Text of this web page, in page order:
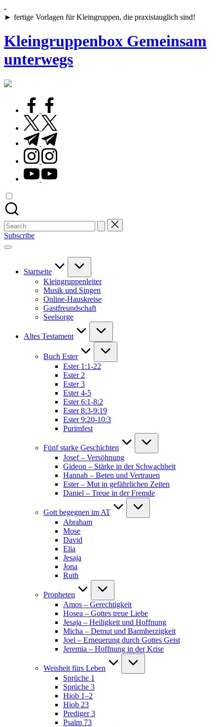
Skip
to
-
► fertige Vorlagen für Kleingruppen, die praxistauglich sind!
Kleingruppenbox Gemeinsam
unterwegs
Gemeinsam
wachsen,
leben
facebook.com
twitter.com
t.me
instagram.com
youtube.com
Search
for:
Subscribe
Startseite
Kleingruppenleiter
Musik und Singen
Online-Hauskreise
Gastfreundschaft
Seelsorge
Altes Testament
Buch Ester
Ester 1:1-22
Ester 2
Ester 3
Ester 4-5
Ester 6:1-8:2
Ester 8:3-9:19
Ester 9:20-10:3
Purimfest
Fünf starke Geschichten
Josef – Versöhnung
Gideon – Stärke in der Schwachheit
Hannah – Beten und Vertrauen
Ester – Mut in gefährlichen Zeiten
Daniel – Treue in der Fremde
Gott begegnen im AT
Abraham
Mose
David
Elia
Jesaja
Jona
Ruth
Propheten
Amos – Gerechtigkeit
Hosea – Gottes treue Liebe
Jesaja – Heiligkeit und Hoffnung
Micha – Demut und Barmherzigkeit
Joel – Erneuerung durch Gottes Geist
Jeremia – Hoffnung in der Krise
Weisheit fürs Leben
Sprüche 1
Sprüche 3
Hiob 1–2
Hiob 23
Prediger 3
Psalm 73